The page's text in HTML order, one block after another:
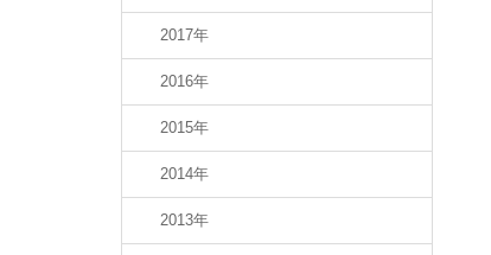
2017年
2016年
2015年
2014年
2013年